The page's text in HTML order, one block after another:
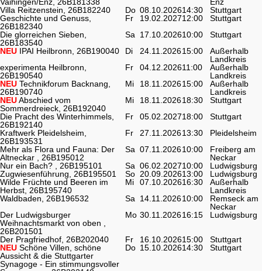
Villa Reitzenstein, 26B182240
Do 08.10.202614:30
Stuttgart
Geschichte und Genuss,
26B182340
Fr 19.02.202712:00
Stuttgart
Die glorreichen Sieben,
26B183540
Sa 17.10.202610:00
Stuttgart
NEU IPAI Heilbronn, 26B190040 Di 24.11.202615:00
Außerhalb
Landkreis
experimenta Heilbronn,
26B190540
Fr 04.12.202611:00
Außerhalb
Landkreis
NEU Technikforum Backnang,
26B190740
Mi 18.11.202615:00
Außerhalb
Landkreis
NEUAbschied vom
Sommerdreieck, 26B192040
Mi 18.11.202618:30
Stuttgart
Die Pracht des Winterhimmels,
26B192140
Fr 05.02.202718:00
Stuttgart
Kraftwerk Pleidelsheim,
26B193531
Fr 27.11.202613:30
Pleidelsheim
Mehr als Flora und Fauna: Der
Altneckar , 26B195012
Sa 07.11.202610:00
Freiberg am
Neckar
Nur ein Bach? , 26B195101
Sa 06.02.202710:00
Ludwigsburg
Zugwiesenführung, 26B195501
So 20.09.202613:00
Ludwigsburg
Wilde Früchte und Beeren im
Herbst, 26B195740
Mi 07.10.202616:30
Außerhalb
Landkreis
Waldbaden, 26B196532
Sa 14.11.202610:00
Remseck am
Neckar
Der Ludwigsburger
Weihnachtsmarkt von oben ,
26B201501
Mo 30.11.202616:15 Ludwigsburg
Der Pragfriedhof, 26B202040 Fr 16.10.202615:00
Stuttgart
NEU Schöne Villen, schöne
Aussicht & die Stuttgarter
Synagoge - Ein stimmungsvoller
Do 15.10.202614:30 Stuttgart